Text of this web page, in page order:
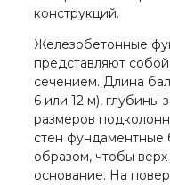
конструкций.
Железобетонные
представляют
сечением. Длина
6 или 12 м), глубины
размеров
стен фундаментные
образом, чтобы
основание. На